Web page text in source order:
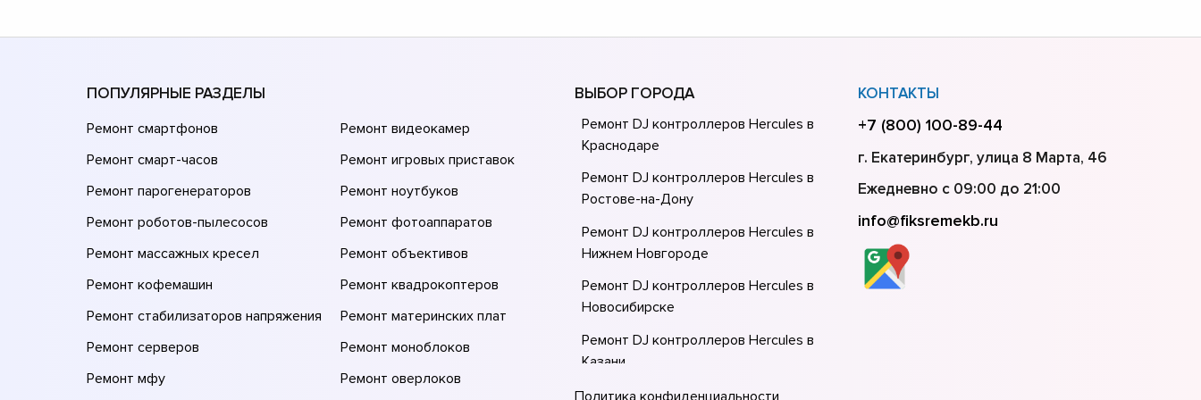
ПОПУЛЯРНЫЕ РАЗДЕЛЫ
Ремонт смартфонов
Ремонт смарт-часов
Ремонт парогенераторов
Ремонт роботов-пылесосов
Ремонт массажных кресел
Ремонт кофемашин
Ремонт стабилизаторов напряжения
Ремонт серверов
Ремонт мфу
Ремонт видеокамер
Ремонт игровых приставок
Ремонт ноутбуков
Ремонт фотоаппаратов
Ремонт объективов
Ремонт квадрокоптеров
Ремонт материнских плат
Ремонт моноблоков
Ремонт оверлоков
ВЫБОР ГОРОДА
Ремонт DJ контроллеров Hercules в
Краснодаре
Ремонт DJ контроллеров Hercules в
Ростове-на-Донy
Ремонт DJ контроллеров Hercules в
Нижнем Новгороде
Ремонт DJ контроллеров Hercules в
Новосибирске
Ремонт DJ контроллеров Hercules в
Казани
Ремонт DJ контроллеров Hercules в
Политика конфиденциальности
КОНТАКТЫ
+7 (800) 100-89-44
г. Екатеринбург, улица 8 Марта, 46
Ежедневно с 09:00 до 21:00
info@fiksremekb.ru